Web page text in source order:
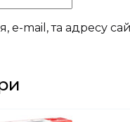
e-mail, та адресу